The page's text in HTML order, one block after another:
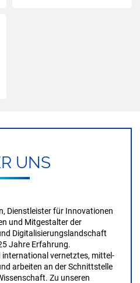
UNS
Dienstleister für Innovationen
und Mitgestalter der
Digitalisierungs­landschaft
Jahre Erfahrung.
international vernetztes, mittel­
arbeiten an der Schnitt­stelle
Zu unseren